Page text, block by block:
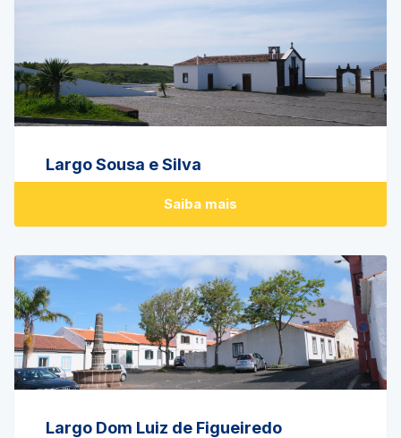
Largo Sousa e Silva
Saiba mais
Largo Dom Luiz de Figueiredo